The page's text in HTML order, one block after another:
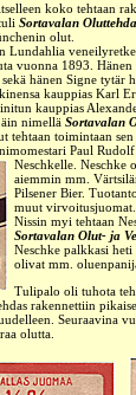
koko tehtaan
Sortavalan
olut.
Lundahlia
vuonna 1893. Hänen
hänen Signe tytär
kauppias Karl
kauppias
nimellä Sortavalan
tehtaan toimintaan sen
Paul
Neschkelle. Neschke
aiemmin mm.
Pilsener Bier.
muut virvoitusjuomat.
Nissin myi tehtaan
Sortavalan Olut- ja
Neschke palkkasi heti
olivat mm.
Tulipalo oli tuhota
rakennettiin
Seuraavina
olutta.